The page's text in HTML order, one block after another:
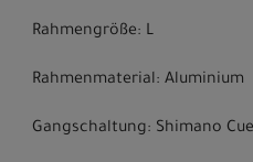
Rahmengröße: L
Rahmenmaterial: Aluminium
Gangschaltung: Shimano